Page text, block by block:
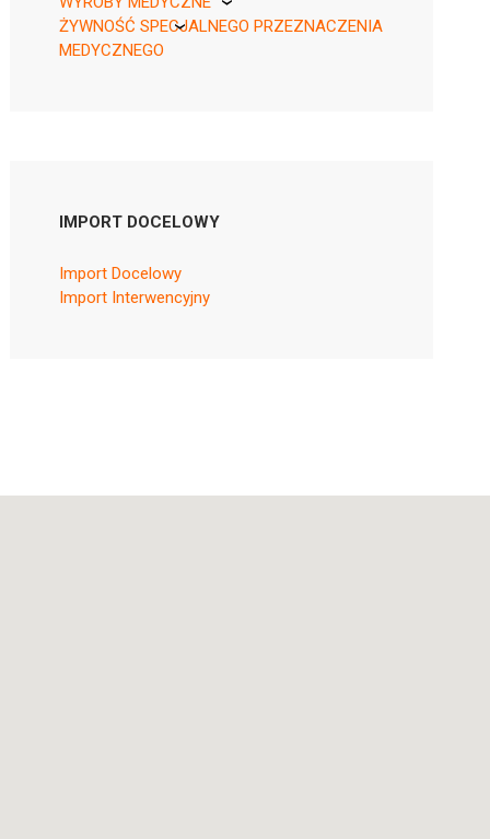
KikGel
ŻYWNOŚĆ SPECJALNEGO PRZEZNACZENIA
MEDYCZNEGO
IMPORT DOCELOWY
Import Docelowy
Import Interwencyjny